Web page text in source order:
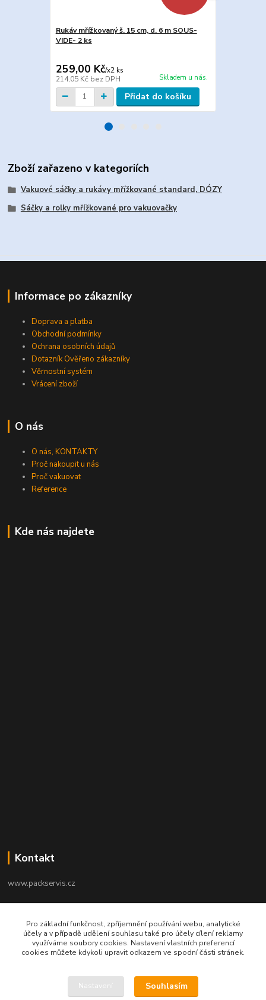
Rukáv mřížkovaný š. 15 cm, d. 6 m SOUS-
VIDE- 2 ks
259,00 Kč/x2 ks
214,05 Kč bez DPH Skladem u nás.
Přidat do košíku
Zboží zařazeno v kategoriích
Vakuové sáčky a rukávy mřížkované standard, DÓZY
Sáčky a rolky mřížkované pro vakuovačky
Informace po zákazníky
Doprava a platba
Obchodní podmínky
Ochrana osobních údajů
Dotazník Ověřeno zákazníky
Věrnostní systém
Vrácení zboží
O nás
O nás, KONTAKTY
Proč nakoupit u nás
Proč vakuovat
Reference
Kde nás najdete
Kontakt
www.packservis.cz
Po-Pá 8.00-12.00, 13.00-16.00 hod
info@packservis.cz
Pro základní funkčnost, zpříjemnění používání webu, analytické
účely a v případě udělení souhlasu také pro účely cílení reklamy
využíváme soubory cookies. Nastavení vlastních preferencí
cookies můžete kdykoli upravit odkazem ve spodní části stránek.
Nastavení Souhlasím